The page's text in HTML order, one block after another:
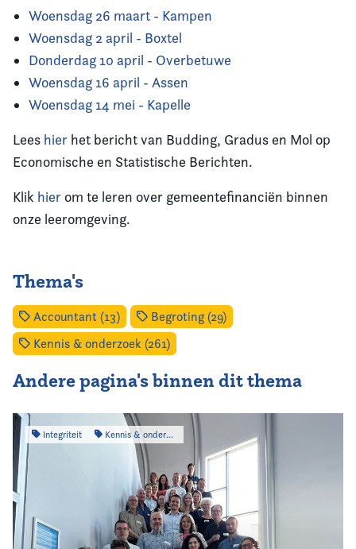
Woensdag 26 maart - Kampen
Woensdag 2 april - Boxtel
Donderdag 10 april - Overbetuwe
Woensdag 16 april - Assen
Woensdag 14 mei - Kapelle
Lees hier het bericht van Budding, Gradus en Mol op
Economische en Statistische Berichten.
Klik hier om te leren over gemeentefinanciën binnen
onze leeromgeving.
Thema's
Accountant (13)
Begroting (29)
Kennis & onderzoek (261)
Andere pagina's binnen dit thema
Integriteit Kennis & onderzoek